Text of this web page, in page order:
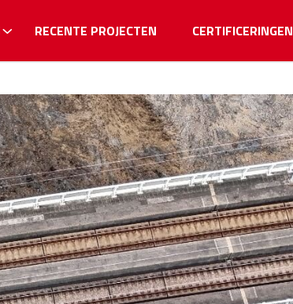
RECENTE PROJECTEN CERTIFICERINGEN